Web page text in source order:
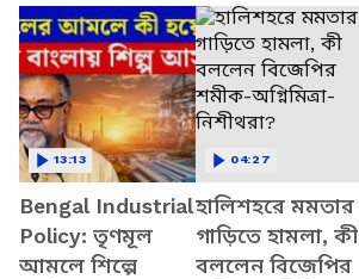
Bengal Industrial
Policy: তৃণমূল
আমলে শিল্পে
13:13
হালিশহরে মমতার
গাড়িতে হামলা, কী
বললেন বিজেপির
04:27